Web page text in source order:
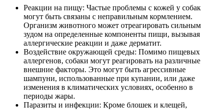
Реакции на пищу: Частые проблемы с кожей у собак
могут быть связаны с неправильным кормлением.
Организм животного может отреагировать сильным
зудом на определенные компоненты пищи, вызывая
аллергические реакции и даже дерматит.
Воздействие окружающей среды: Помимо пищевых
аллергенов, собаки могут реагировать на различные
внешние факторы. Это могут быть агрессивные
шампуни, использованные при купании, или даже
изменения в климатических условиях, особенно в
периоды жары.
Паразиты и инфекции: Кроме блошек и клещей,